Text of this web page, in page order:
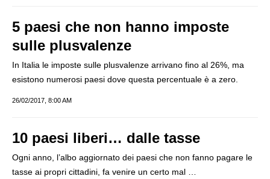
5 paesi che non hanno imposte
sulle plusvalenze
In Italia le imposte sulle plusvalenze arrivano fino al 26%, ma
esistono numerosi paesi dove questa percentuale è a zero.
26/02/2017, 8:00 AM
10 paesi liberi… dalle tasse
Ogni anno, l’albo aggiornato dei paesi che non fanno pagare le
tasse ai propri cittadini, fa venire un certo mal …